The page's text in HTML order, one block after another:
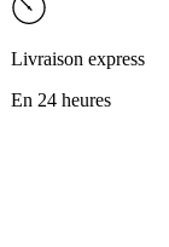
Livraison express
En 24 heures